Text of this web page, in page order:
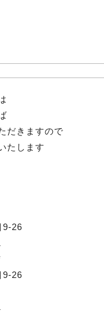
だきますので
たします
9-26
9-26